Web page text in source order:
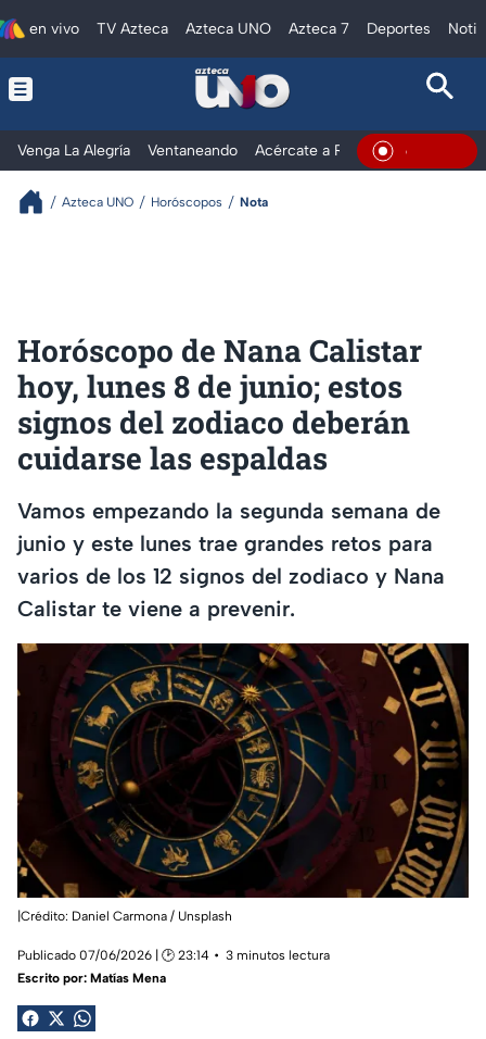
en vivo TV Azteca Azteca UNO Azteca 7 Deportes
Venga La Alegría Ventaneando Acércate a Rocío Al ExtremoEn Vivo
Azteca UNO Horóscopos Nota
Horóscopo de Nana Calistar
hoy, lunes 8 de junio; estos
signos del zodiaco deberán
cuidarse las espaldas
Vamos empezando la segunda semana de
junio y este lunes trae grandes retos para
varios de los 12 signos del zodiaco y Nana
Calistar te viene a prevenir.
|Crédito: Daniel Carmona / Unsplash
Publicado 07/06/2026 | 🕑 23:14
3 minutos lectura
Escrito por: Matías Mena